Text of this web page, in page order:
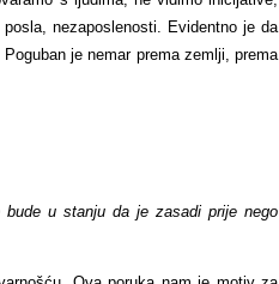
nezaposlenosti. Evidentno je da
je nemar prema zemlji, prema
u stanju da je zasadi prije nego